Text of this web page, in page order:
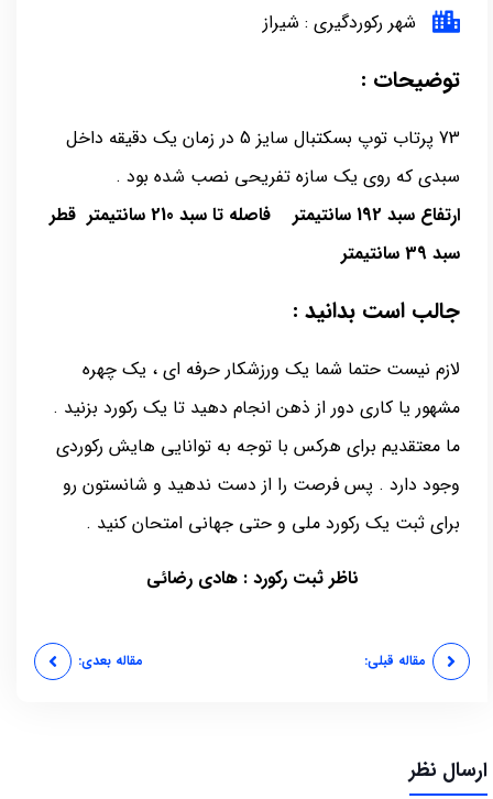
شهر رکوردگیری : شیراز
توضیحات :
73 پرتاب توپ بسکتبال سایز 5 در زمان یک دقیقه داخل
سبدی که روی یک سازه تفریحی نصب شده بود .
ارتفاع سبد 192 سانتیمتر فاصله تا سبد 210 سانتیمتر قطر
سبد 39 سانتیمتر
جالب است بدانید :
لازم نیست حتما شما یک ورزشکار حرفه ای ، یک چهره
مشهور یا کاری دور از ذهن انجام دهید تا یک رکورد بزنید .
ما معتقدیم برای هرکس با توجه به توانایی هایش رکوردی
وجود دارد . پس فرصت را از دست ندهید و شانستون رو
برای ثبت یک رکورد ملی و حتی جهانی امتحان کنید .
ناظر ثبت رکورد : هادی رضائی
مقاله قبلی: مقاله بعدی:
ارسال نظر